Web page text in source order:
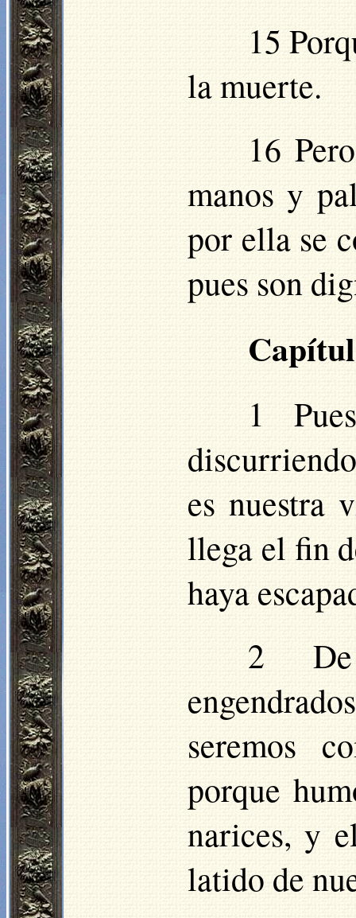
15
la muerte.
16
manos y
por ella se
pues son
1
es nuestra
llega el fin
haya
2 De
seremos
porque
narices, y
latido de